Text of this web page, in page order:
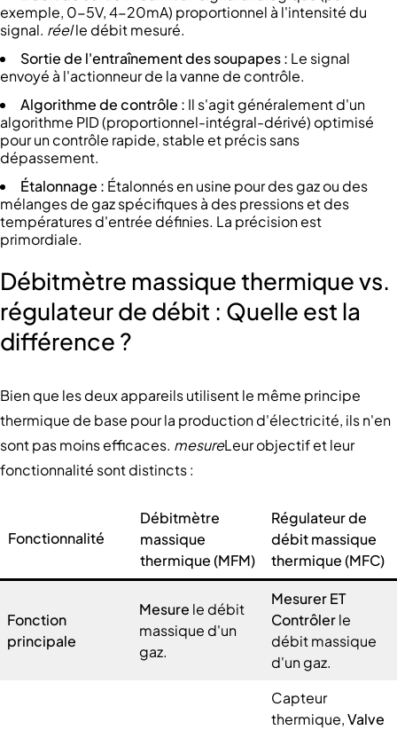
exemple, 0-5V, 4-20mA) proportionnel à l'intensité du
signal. réelle débit mesuré.
Sortie de l'entraînement des soupapes : Le signal
envoyé à l'actionneur de la vanne de contrôle.
Algorithme de contrôle : Il s'agit généralement d'un
algorithme PID (proportionnel-intégral-dérivé) optimisé
pour un contrôle rapide, stable et précis sans
dépassement.
Étalonnage : Étalonnés en usine pour des gaz ou des
mélanges de gaz spécifiques à des pressions et des
températures d'entrée définies. La précision est
primordiale.
Débitmètre massique thermique vs.
régulateur de débit : Quelle est la
différence ?
Bien que les deux appareils utilisent le même principe
thermique de base pour la production d'électricité, ils n'en
sont pas moins efficaces. mesureLeur objectif et leur
fonctionnalité sont distincts :
Fonctionnalité
Débitmètre
massique
thermique (MFM)
Régulateur de
débit massique
thermique (MFC)
Fonction
principale
Mesure le débit
massique d'un
gaz.
Mesurer ET
Contrôlerle
débit massique
d'un gaz.
Capteur
thermique,Valve